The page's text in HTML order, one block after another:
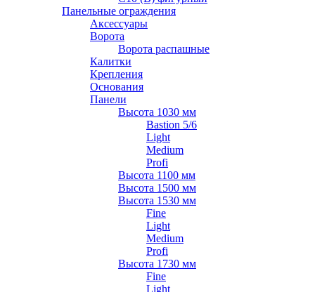
Панельные ограждения
Аксессуары
Ворота
Ворота распашные
Калитки
Крепления
Основания
Панели
Высота 1030 мм
Bastion 5/6
Light
Medium
Profi
Высота 1100 мм
Высота 1500 мм
Высота 1530 мм
Fine
Light
Medium
Profi
Высота 1730 мм
Fine
Light